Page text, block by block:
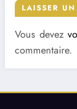
LAISSER
Vous devez
commentaire.